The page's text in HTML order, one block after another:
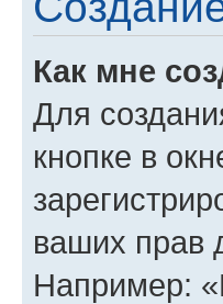
Как мне
Для
кнопке в
ваших прав
Например: